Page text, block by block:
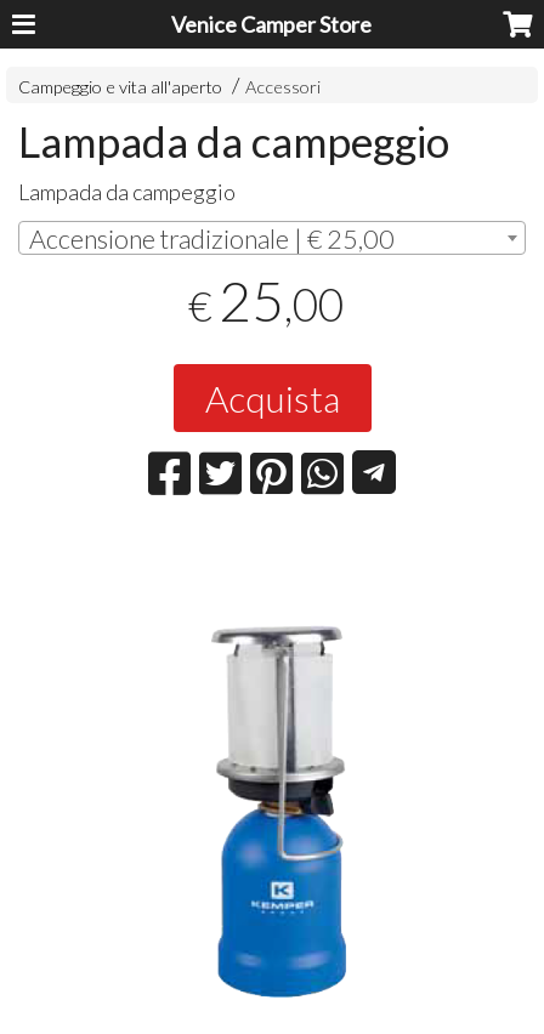
Venice Camper Store
Campeggio e vita all'aperto Accessori
Lampada da campeggio
Lampada da campeggio
Accensione tradizionale | € 25,00
€ 25,00
Acquista